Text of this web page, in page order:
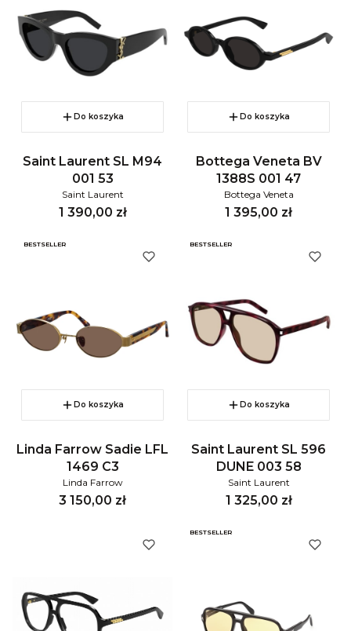
Do koszyka
Saint Laurent SL M94
001 53
Saint Laurent
Cena
1 390,00 zł
Do koszyka
Bottega Veneta BV
1388S 001 47
Bottega Veneta
Cena
1 395,00 zł
BESTSELLER
Do koszyka
Linda Farrow Sadie LFL
1469 C3
Linda Farrow
Cena
3 150,00 zł
BESTSELLER
Do koszyka
Saint Laurent SL 596
DUNE 003 58
Saint Laurent
Cena
1 325,00 zł
BESTSELLER